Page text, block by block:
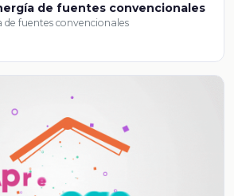
de fuentes convencionales
fuentes convencionales